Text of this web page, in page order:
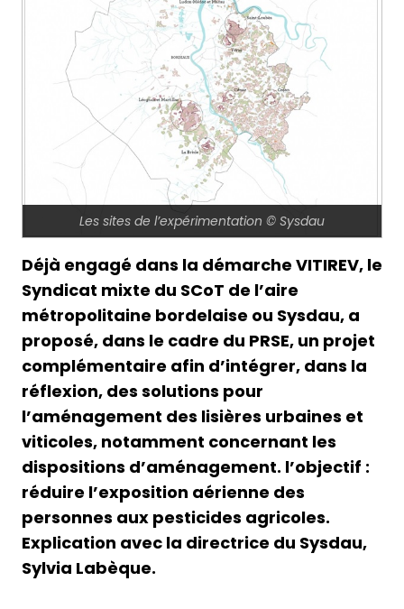
Les sites de l’expérimentation © Sysdau
Déjà engagé dans la démarche VITIREV, le
Syndicat mixte du SCoT de l’aire
métropolitaine bordelaise ou Sysdau, a
proposé, dans le cadre du PRSE, un projet
complémentaire afin d’intégrer, dans la
réflexion, des solutions pour
l’aménagement des lisières urbaines et
viticoles, notamment concernant les
dispositions d’aménagement. l’objectif :
réduire l’exposition aérienne des
personnes aux pesticides agricoles.
Explication avec la directrice du Sysdau,
Sylvia Labèque.